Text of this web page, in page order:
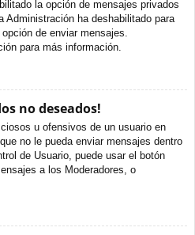
la opción de mensajes privados
Administración ha deshabilitado para
de enviar mensajes.
para más información.
no deseados!
u ofensivos de un usuario en
no le pueda enviar mensajes dentro
de Usuario, puede usar el botón
a los Moderadores, o